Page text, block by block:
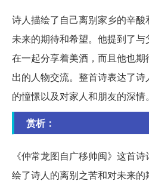
诗人描绘了自己离别家乡的辛
未来的期待和希望。他提到了
在一起分享着美酒，而且他也
出的人物交流。整首诗表达了
的憧憬以及对家人和朋友的深情。
赏析：
《仲常龙图自广移帅闽》这首
绘了诗人的离别之苦和对未来